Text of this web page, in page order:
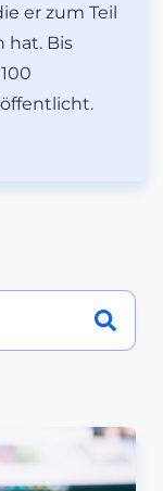
er zum Teil
hat. Bis